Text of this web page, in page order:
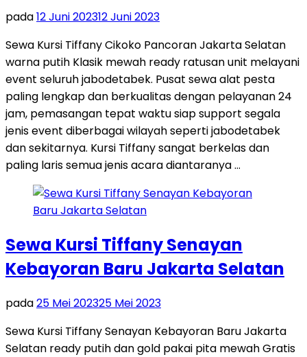
pada12 Juni 202312 Juni 2023
Sewa Kursi Tiffany Cikoko Pancoran Jakarta Selatan
warna putih Klasik mewah ready ratusan unit melayani
event seluruh jabodetabek. Pusat sewa alat pesta
paling lengkap dan berkualitas dengan pelayanan 24
jam, pemasangan tepat waktu siap support segala
jenis event diberbagai wilayah seperti jabodetabek
dan sekitarnya. Kursi Tiffany sangat berkelas dan
paling laris semua jenis acara diantaranya …
Sewa Kursi Tiffany Senayan
Kebayoran Baru Jakarta Selatan
pada25 Mei 202325 Mei 2023
Sewa Kursi Tiffany Senayan Kebayoran Baru Jakarta
Selatan ready putih dan gold pakai pita mewah Gratis